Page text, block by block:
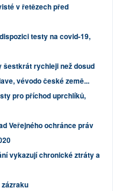
v řetězech před
testy na covid-19,
šestkrát rychleji než dosud
vévodo české země...
pro příchod uprchlíků,
Veřejného ochránce práv
vykazují chronické ztráty a